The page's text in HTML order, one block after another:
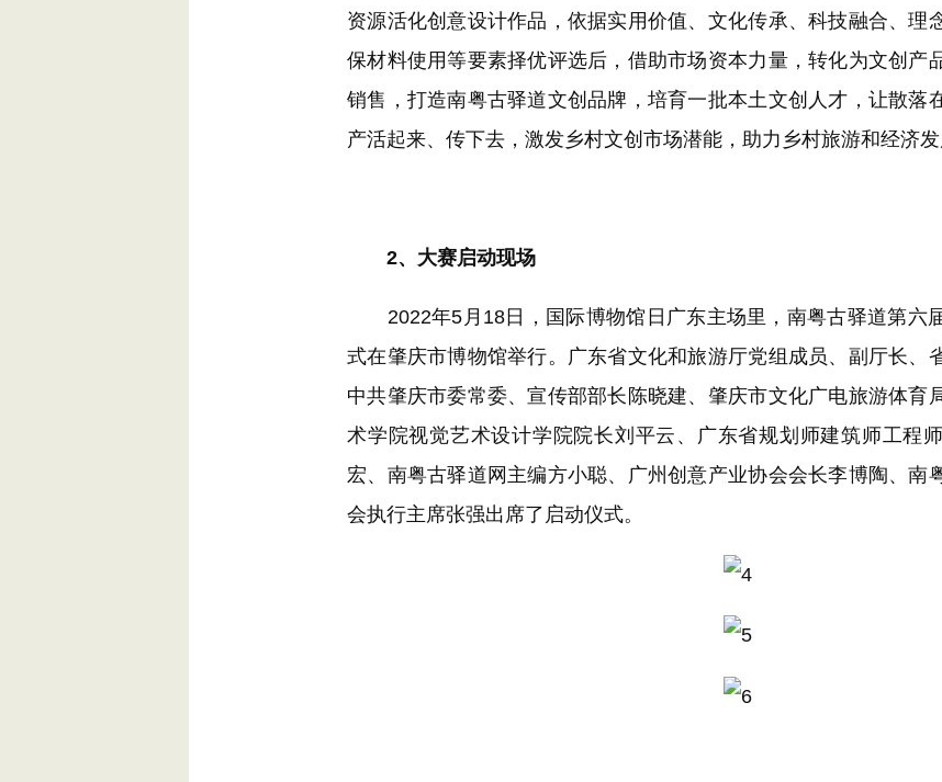
资源活化创意设计作品，依据实用价值、文化传承、科技融合、理
保材料使用等要素择优评选后，借助市场资本力量，转化为文创产
销售，打造南粤古驿道文创品牌，培育一批本土文创人才，让散落
产活起来、传下去，激发乡村文创市场潜能，助力乡村旅游和经济发
2、大赛启动现场
2022年5月18日，国际博物馆日广东主场里，南粤古驿道第六
式在肇庆市博物馆举行。广东省文化和旅游厅党组成员、副厅长、
中共肇庆市委常委、宣传部部长陈晓建、肇庆市文化广电旅游体育
术学院视觉艺术设计学院院长刘平云、广东省规划师建筑师工程
宏、南粤古驿道网主编方小聪、广州创意产业协会会长李博陶、南
会执行主席张强出席了启动仪式。